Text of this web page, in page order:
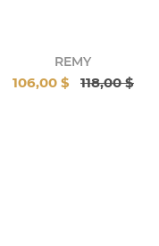
REMY
106,00 $ 118,00 $